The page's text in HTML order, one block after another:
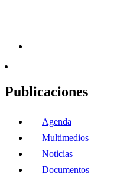
Publicaciones
Agenda
Multimedios
Noticias
Documentos